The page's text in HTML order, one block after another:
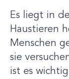
Es liegt in
Haustieren
Menschen
sie
ist es